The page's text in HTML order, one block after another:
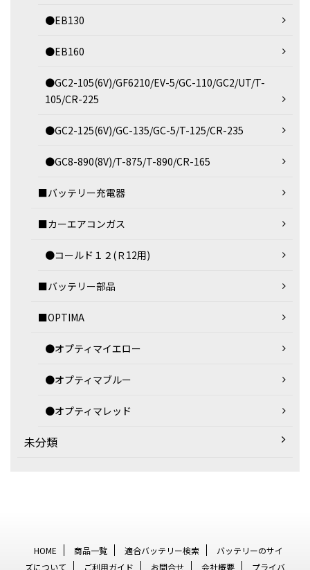
●EB130
●EB160
●GC2-105(6V)/GF6210/EV-5/GC-110/GC2/UT/T-
105/CR-225
●GC2-125(6V)/GC-135/GC-5/T-125/CR-235
●GC8-890(8V)/T-875/T-890/CR-165
■バッテリー充電器
■カーエアコンガス
●コールド１２(Ｒ12用)
■バッテリー部品
■OPTIMA
●オプティマイエロー
●オプティマブルー
●オプティマレッド
未分類
HOME 商品一覧 適合バッテリー検索
バッテリーのサイ
ズについて
ご利用ガイド お問合せ 会社概要
プライバ